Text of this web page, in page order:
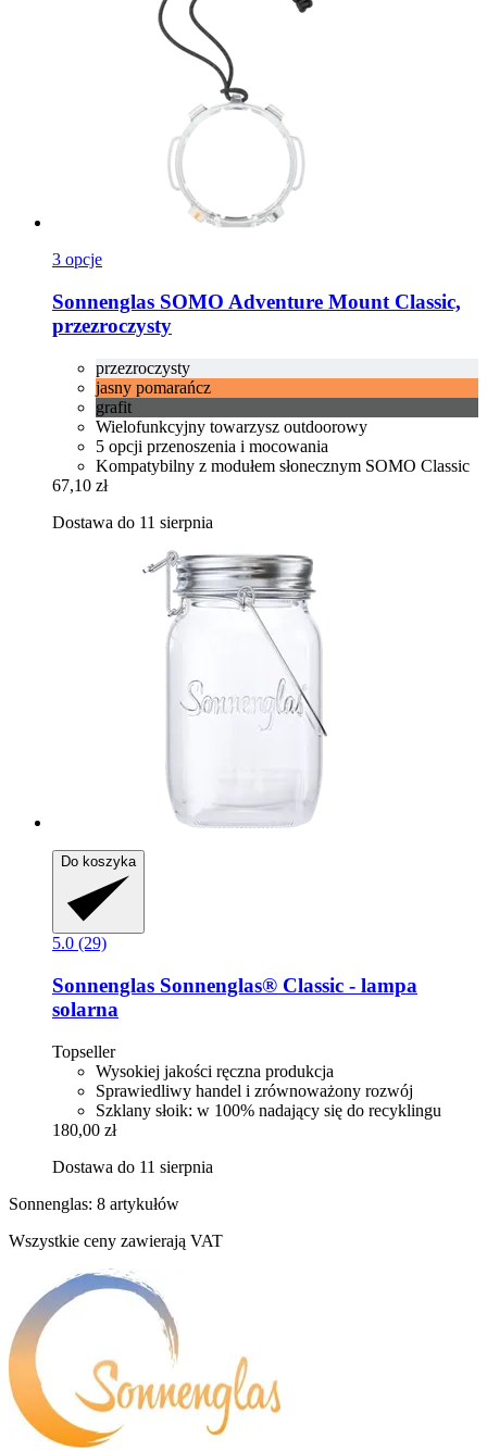
3 opcje
Sonnenglas SOMO Adventure Mount Classic,
przezroczysty
przezroczysty
jasny pomarańcz
grafit
Wielofunkcyjny towarzysz outdoorowy
5 opcji przenoszenia i mocowania
Kompatybilny z modułem słonecznym SOMO Classic
67,10 zł
Dostawa do 11 sierpnia
Do koszyka
5.0 (29)
Sonnenglas Sonnenglas® Classic -​ lampa
solarna
Topseller
Wysokiej jakości ręczna produkcja
Sprawiedliwy handel i zrównoważony rozwój
Szklany słoik: w 100% nadający się do recyklingu
180,00 zł
Dostawa do 11 sierpnia
Sonnenglas: 8 artykułów
Wszystkie ceny zawierają VAT